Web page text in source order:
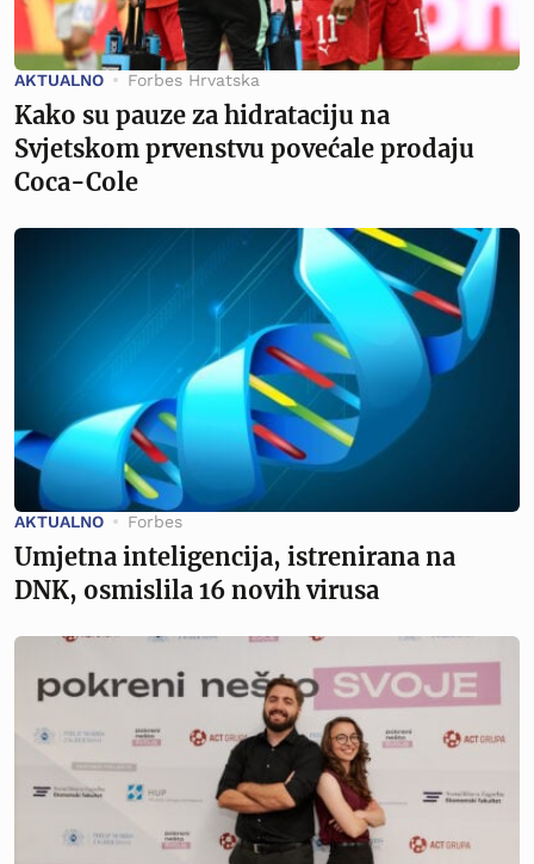
AKTUALNO Forbes Hrvatska
Kako su pauze za hidrataciju na
Svjetskom prvenstvu povećale prodaju
Coca-Cole
AKTUALNO Forbes
Umjetna inteligencija, istrenirana na
DNK, osmislila 16 novih virusa